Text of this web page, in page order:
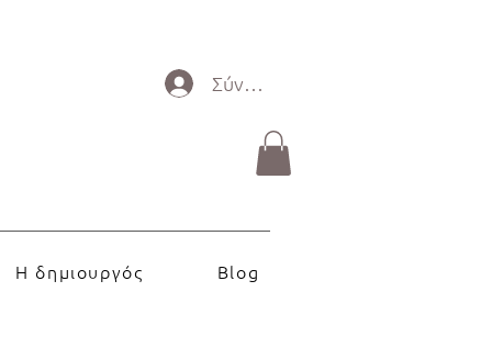
Σύνδεση
Η δημιουργός Blog